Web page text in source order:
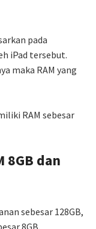
pada
iPad tersebut.
maka RAM yang
RAM sebesar
8GB dan
sebesar 128GB,
8GB.